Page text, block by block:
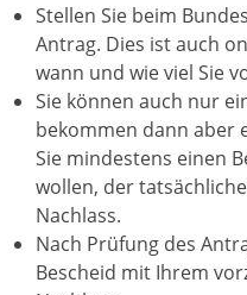
Stellen Sie beim
Antrag. Dies ist auch
wann und wie viel Sie
Sie können auch nur
bekommen dann aber
Sie mindestens einen
wollen, der
Nachlass.
Nach Prüfung des
Bescheid mit Ihrem